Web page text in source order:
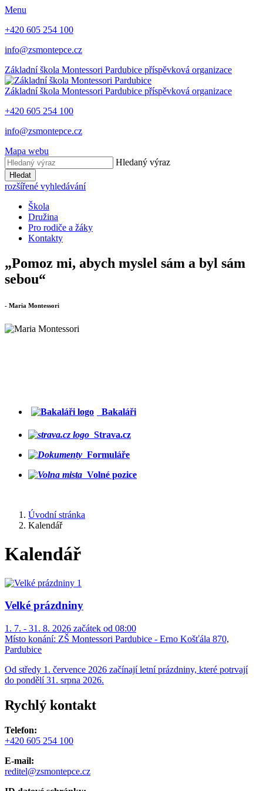
Menu
+420 605 254 100
info@zsmontepce.cz
Základní škola Montessori Pardubice příspěvková organizace
Základní škola Montessori Pardubice příspěvková organizace
+420 605 254 100
info@zsmontepce.cz
Mapa webu
Hledaný výraz
Hledat
rozšířené vyhledávání
Škola
Družina
Pro rodiče a žáky
Kontakty
„Pomoz mi, abych myslel sám a byl sám
sebou“
- Maria Montessori
Bakaláři
Strava.cz
Formuláře
Volné pozice
Úvodní stránka
Kalendář
Kalendář
Velké prázdniny
1. 7. - 31. 8. 2026 začátek od 08:00
Místo konání: ZŠ Montessori Pardubice - Erno Košťála 870,
Pardubice
Od středy 1. července 2026 začínají letní prázdniny, které potrvají
do pondělí 31. srpna 2026.
Rychlý kontakt
Telefon:
+420 605 254 100
E-mail:
reditel@zsmontepce.cz